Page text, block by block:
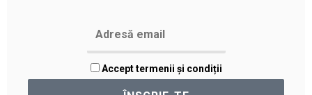
Accept termenii și condiții